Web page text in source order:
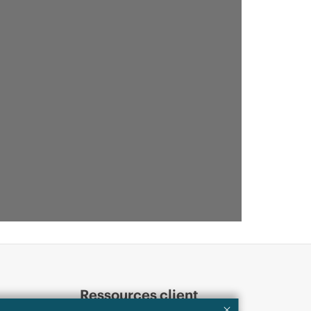
Ressources client